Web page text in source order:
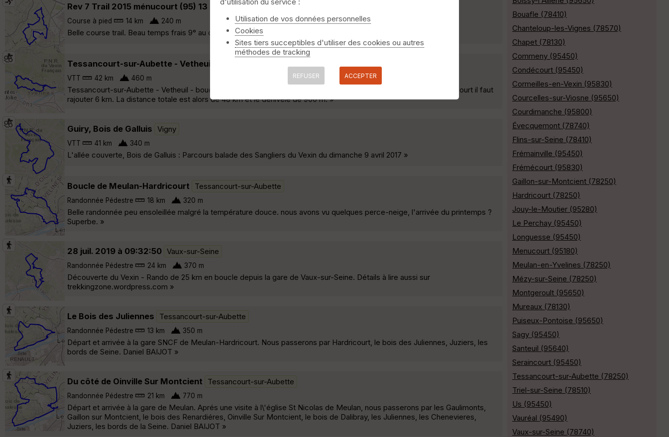
Rev 7 Trail 2015 ménucourt (95) 13 KM Menucourt
Course à pied 14 km 240 m
Belle course trail. Beau temps frais 9° au départ et un beau parcours. sec et relativement technique. »
Tessancourt-sur-Aubette - Vetheuil - boucle HW
VTT 42 km 460 m
Tessancourt-sur-Aubette - Vetheuil - boucle HW au départ de Tessancourt. Attention pour revenir jusqu'à Tessancourt il faut
rajouter 6 km. La distance totale est alors de 48 km et le dénivelé de 900 m. »
Guiry, Bois de Galluis Vigny
VTT 41 km 340 m
L'allée couverte, Bois de Galluis : Parcours balade des Sangliers du Vexin du dimanche 9 avril 2017 »
Boucle de Meulan-Hardricourt Tessancourt-sur-Aubette
Randonnée Pédestre 18 km 320 m
Belle randonnée peu ensoleillée malgré la température douce. nous avons vu quelques perce-neige, l'arrivée du printemps ?
Superbe. »
28 juil. 2019 à 09:32:50 Vaux-sur-Seine
Randonnée Pédestre 24 km 370 m
Découverte du Vexin - Rando de 25 km en boucle depuis la gare de Vaux-sur-Seine. Détails à lire aussi sur
trekkingzone.wordpress.com »
Le Bois des Juliennes Tessancourt-sur-Aubette
Randonnée Pédestre 13 km 350 m
Départ et arrivée à la gare SNCF de Meulan-Hardricourt. Nous passerons par Hardricourt, le bois des Juliennes, Juziers, les
bords de Seine. Daniel BAIJOT »
Du côté de Oinville Sur Montcient Tessancourt-sur-Aubette
Randonnée Pédestre 21 km 770 m
Départ et arrivée à la gare de Meulan. Aprés une visite à l\'église St Nicolas de Meulan, nous passerons par les Gaulimonts,
Gaillon sur Montcient, le bois des Renardiéres, Oinville Sur Montcient, le bois de Dalibray, les Juliennes, les Chenevieres,
Juziers, les bords de la Seine. Daniel BAIJOT »
Bouafle (78410)
Chanteloup-les-Vignes (78570)
Chapet (78130)
Commeny (95450)
Condécourt (95450)
Cormeilles-en-Vexin (95830)
Courcelles-sur-Viosne (95650)
Courdimanche (95800)
Évecquemont (78740)
Flins-sur-Seine (78410)
Frémainville (95450)
Frémécourt (95830)
Gaillon-sur-Montcient (78250)
Hardricourt (78250)
Jouy-le-Moutier (95280)
Le Perchay (95450)
Longuesse (95450)
Menucourt (95180)
Meulan-en-Yvelines (78250)
Mézy-sur-Seine (78250)
Montgeroult (95650)
Mureaux (78130)
Puiseux-Pontoise (95650)
Sagy (95450)
Santeuil (95640)
Seraincourt (95450)
Tessancourt-sur-Aubette (78250)
Triel-sur-Seine (78510)
Us (95450)
Vauréal (95490)
Vaux-sur-Seine (78740)
Utilisation de vos données personnelles
Cookies
Sites tiers succeptibles d'utiliser des cookies ou autres
méthodes de tracking
REFUSER ACCEPTER